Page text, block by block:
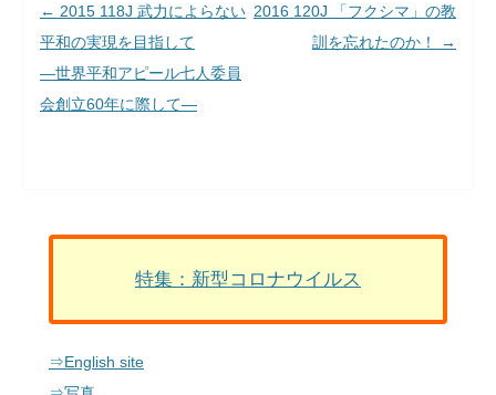
投稿ナビゲーション
← 2015 118J 武力によらない
平和の実現を目指して
―世界平和アピール七人委員
会創立60年に際して―
2016 120J 「フクシマ」の教
訓を忘れたのか！
→
特集：新型コロナウイルス
⇒English site